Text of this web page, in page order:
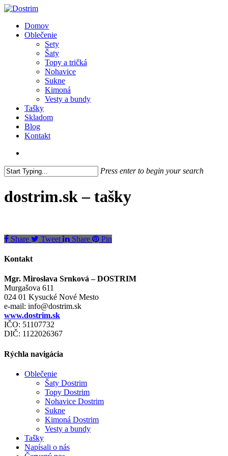
Skip
main
content
search
Menu
Domov
Oblečenie
Sety
Šaty
Topy a tričká
Nohavice
Sukne
Kimoná
Vesty a bundy
Tašky
Skladom
Blog
Kontakt
Press enter to begin your search
Search
dostrim.sk – tašky
Share Tweet Share Pin
Kontakt
Mgr. Miroslava Srnková – DOSTRIM
Murgašova 611
024 01 Kysucké Nové Mesto
e-mail: info@dostrim.sk
www.dostrim.sk
IČO: 51107732
DIČ: 1122026367
Rýchla navigácia
Oblečenie
Šaty Dostrim
Topy Dostrim
Nohavice Dostrim
Sukne
Kimoná Dostrim
Vesty a bundy
Tašky
Napísali o nás